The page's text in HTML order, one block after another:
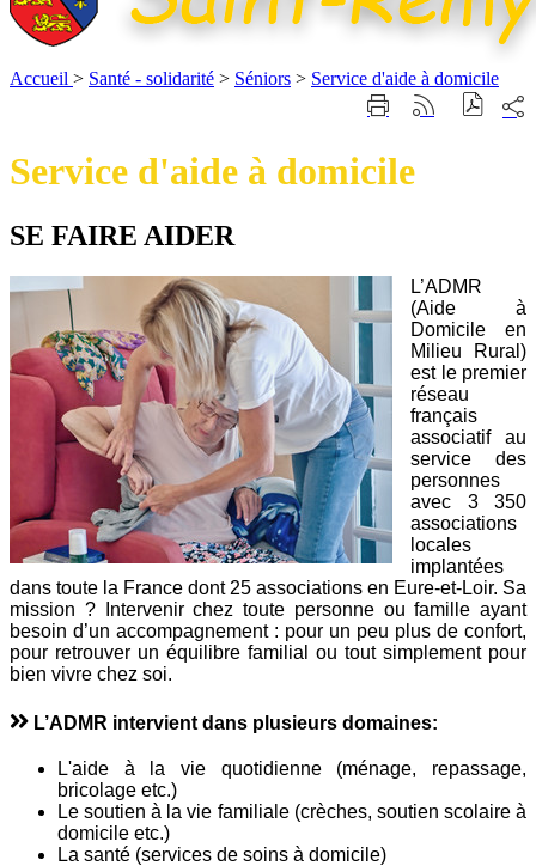
Accueil > Santé - solidarité > Séniors > Service d'aide à domicile
ImprimerGénérer
RSS
sur
Service d'aide à domicile
SE FAIRE AIDER
L’ADMR
(Aide à
Domicile en
Milieu Rural)
est le premier
réseau
français
associatif au
service des
personnes
avec 3 350
associations
locales
implantées
dans toute la France dont 25 associations en Eure-et-Loir. Sa
mission ? Intervenir chez toute personne ou famille ayant
besoin d’un accompagnement : pour un peu plus de confort,
pour retrouver un équilibre familial ou tout simplement pour
bien vivre chez soi.
L’ADMR intervient dans plusieurs domaines:
L'aide à la vie quotidienne (ménage, repassage,
bricolage etc.)
Le soutien à la vie familiale (crèches, soutien scolaire à
domicile etc.)
La santé (services de soins à domicile)